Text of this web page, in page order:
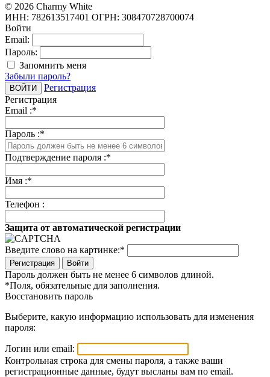
© 2026 Charmy White
ИНН: 782613517401 ОГРН: 308470728700074
Войти
Email:
Пароль:
Запомнить меня
Забыли пароль?
Регистрация
Регистрация
Email :*
Пароль :*
Подтверждение пароля :*
Имя :*
Телефон :
Защита от автоматической регистрации
Введите слово на картинке:*
Войти
Пароль должен быть не менее 6 символов длиной.
*Поля, обязательные для заполнения.
Восстановить пароль
Выберите, какую информацию использовать для изменения
пароля:
Логин или email:
Контрольная строка для смены пароля, а также ваши
регистрационные данные, будут высланы вам по email.